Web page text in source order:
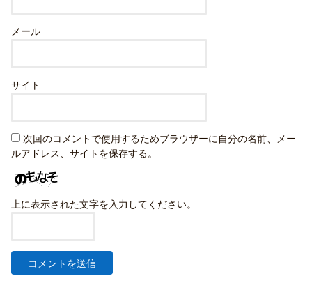
メール
サイト
次回のコメントで使用するためブラウザーに自分の名前、メー
ルアドレス、サイトを保存する。
上に表示された文字を入力してください。